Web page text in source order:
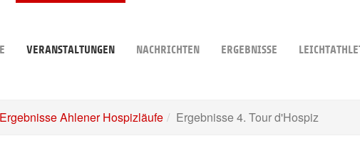
VERANSTALTUNGEN NACHRICHTEN ERGEBNISSE
Ergebnisse Ahlener Hospizläufe Ergebnisse 4. Tour d'Hospiz